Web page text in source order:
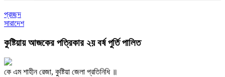
প্রচ্ছদ
সারাদেশ
কুষ্টিয়ায় আজকের পত্রিকার ২য় বর্ষ পুর্তি পালিত
কে এম শাহীন রেজা, কুষ্টিয়া জেলা প্রতিনিধি ॥